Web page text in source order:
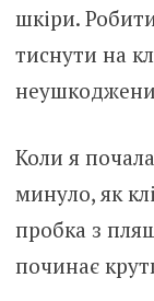
шкіри.
тиснути на
Коли я
минуло, як
пробка з
починає